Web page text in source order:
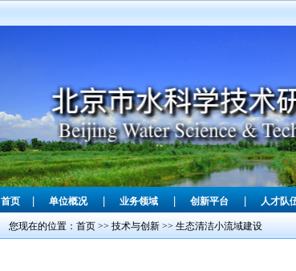
首页 | 单位概况 | 业务领域 | 创新平台 | 人才队
您现在的位置： 首页>> 技术与创新>> 生态清洁小流域建设